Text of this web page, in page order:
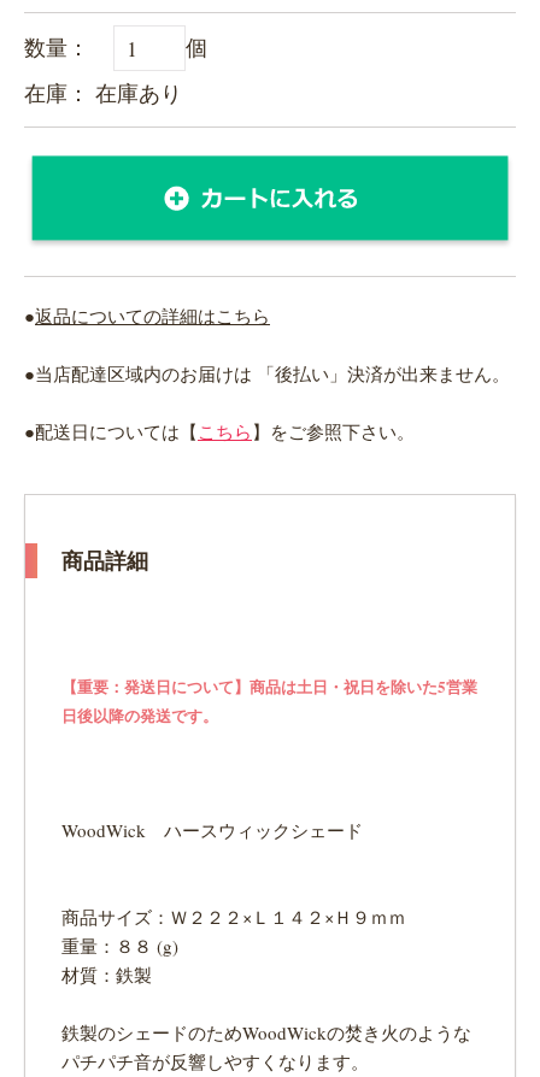
数量：
個
在庫： 在庫あり
●返品についての詳細はこちら
●当店配達区域内のお届けは 「後払い」決済が出来ません。
●配送日については【 こちら 】をご参照下さい。
商品詳細
【重要：発送日について】商品は土日・祝日を除いた5営業
日後以降の発送です。
WoodWick ハースウィックシェード
商品サイズ：Ｗ２２２×Ｌ１４２×Ｈ９ｍｍ
重量：８８ (g)
材質：鉄製
鉄製のシェードのためWoodWickの焚き火のような
パチパチ音が反響しやすくなります。